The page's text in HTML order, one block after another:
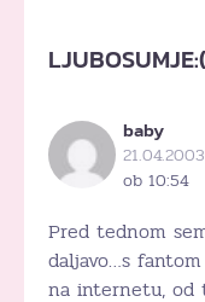
LJUBOSUMJE:(
baby
ob 10:54
Pred tednom
daljavo…s
na internetu, od